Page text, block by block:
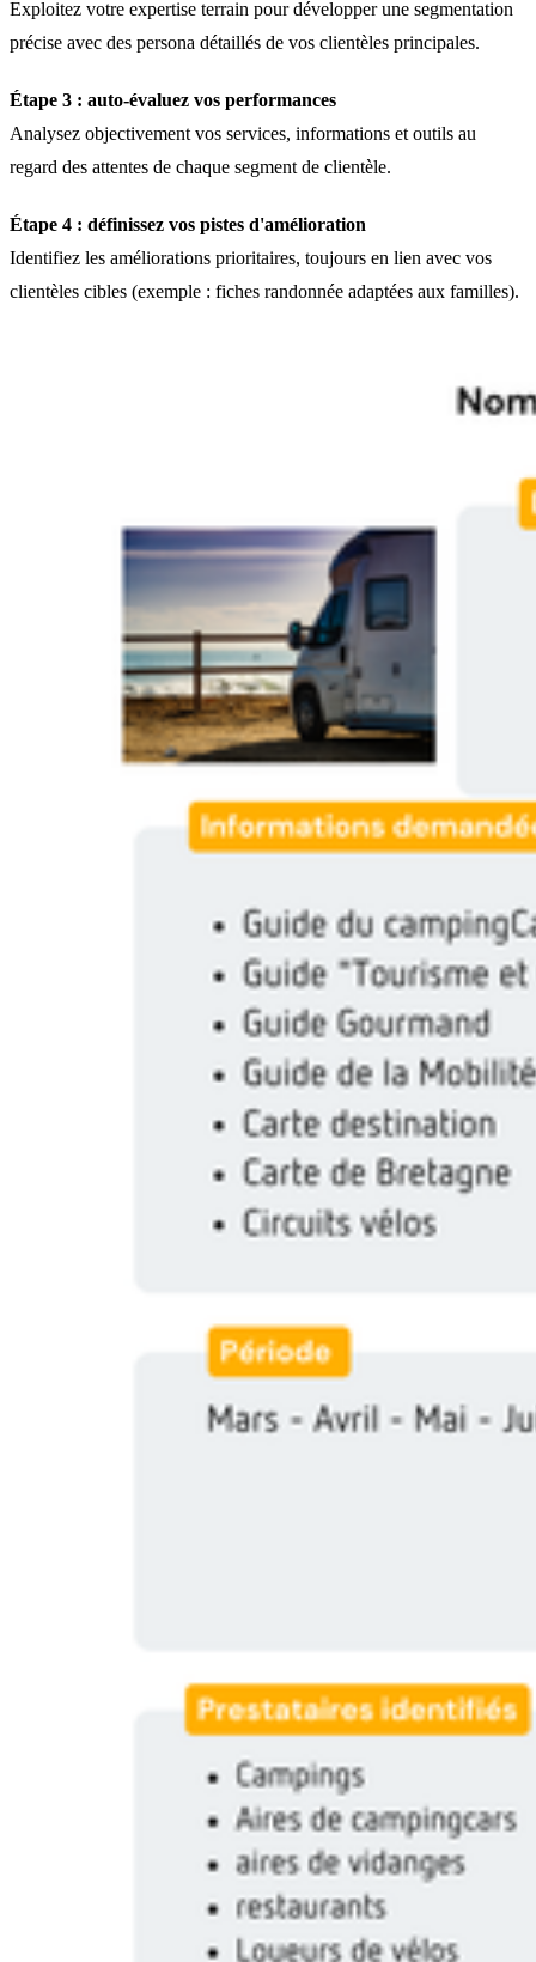
Exploitez votre expertise terrain pour développer une segmentation
précise avec des persona détaillés de vos clientèles principales.
Étape 3 : auto-évaluez vos performances
Analysez objectivement vos services, informations et outils au
regard des attentes de chaque segment de clientèle.
Étape 4 : définissez vos pistes d'amélioration
Identifiez les améliorations prioritaires, toujours en lien avec vos
clientèles cibles (exemple : fiches randonnée adaptées aux familles).